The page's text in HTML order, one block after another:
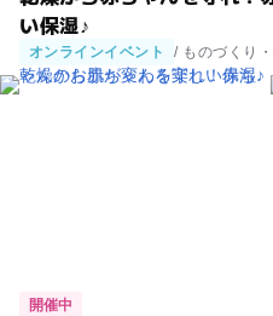
い保湿♪
オンラインイベント / ものづくり
開催中